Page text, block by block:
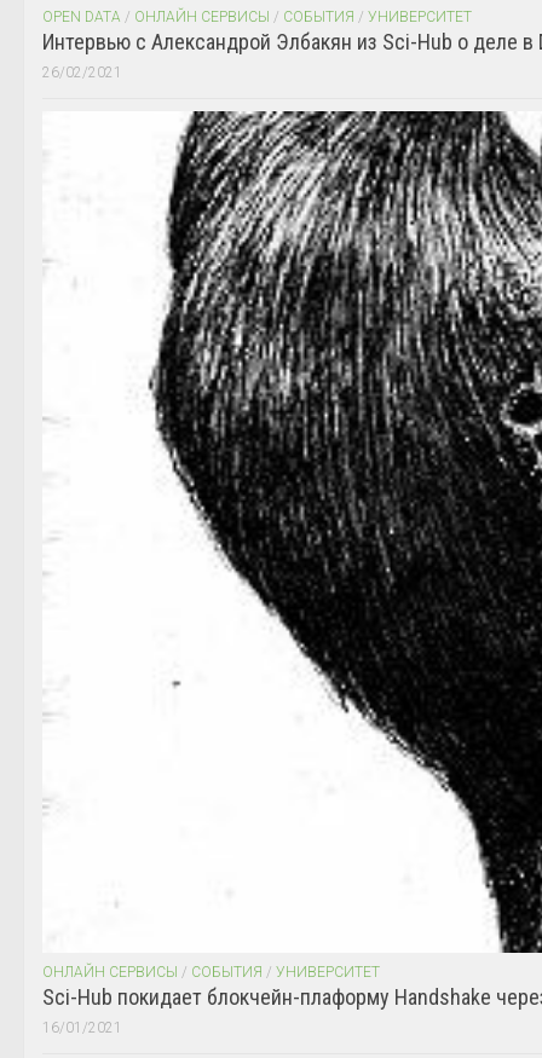
OPEN DATA / ОНЛАЙН СЕРВИСЫ / СОБЫТИЯ / УНИВЕРСИТЕТ
Интервью с Александрой Элбакян из Sci-Hub о деле в
26/02/2021
ОНЛАЙН СЕРВИСЫ / СОБЫТИЯ / УНИВЕРСИТЕТ
Sci-Hub покидает блокчейн-плаформу Handshake
16/01/2021